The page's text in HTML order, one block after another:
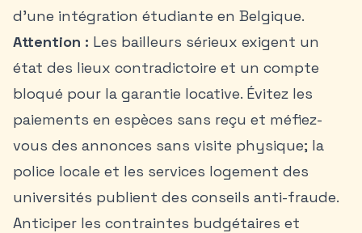
d’une intégration étudiante en Belgique.
Attention : Les bailleurs sérieux exigent un
état des lieux contradictoire et un compte
bloqué pour la garantie locative. Évitez les
paiements en espèces sans reçu et méfiez-
vous des annonces sans visite physique; la
police locale et les services logement des
universités publient des conseils anti-fraude.
Anticiper les contraintes budgétaires et